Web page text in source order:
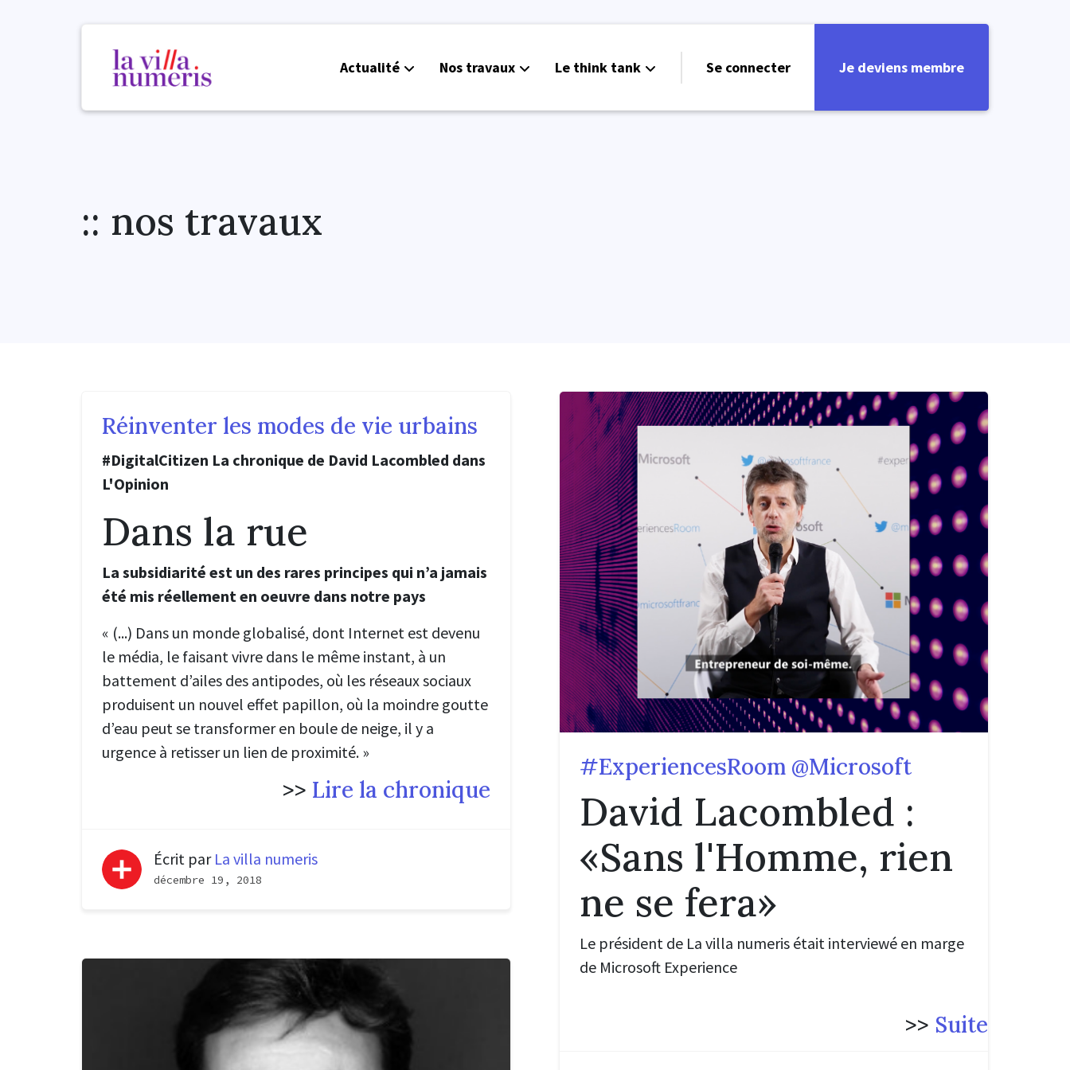
Actualité Nos travaux Le think tank Se connecter Je deviens membre
:: nos travaux
Réinventer les modes de vie urbains
#DigitalCitizen La chronique de David Lacombled dans
L'Opinion
Dans la rue
La subsidiarité est un des rares principes qui n’a jamais
été mis réellement en oeuvre dans notre pays
« (...) Dans un monde globalisé, dont Internet est devenu
le média, le faisant vivre dans le même instant, à un
battement d’ailes des antipodes, où les réseaux sociaux
produisent un nouvel effet papillon, où la moindre goutte
d’eau peut se transformer en boule de neige, il y a
urgence à retisser un lien de proximité. »
>> Lire la chronique
Écrit par La villa numeris
décembre 19, 2018
#ExperiencesRoom @Microsoft
David Lacombled :
«Sans l'Homme, rien
ne se fera»
Le président de La villa numeris était interviewé en marge
de Microsoft Experience
>> Suite